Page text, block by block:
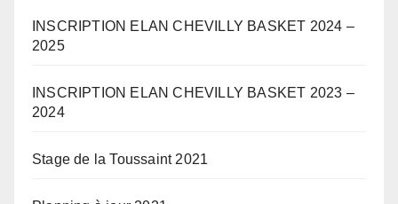
INSCRIPTION ELAN CHEVILLY BASKET 2024 –
2025
INSCRIPTION ELAN CHEVILLY BASKET 2023 –
2024
Stage de la Toussaint 2021